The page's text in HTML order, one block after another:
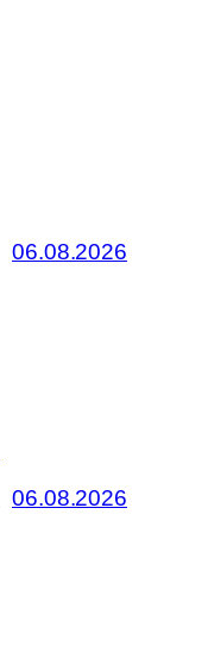
06.08.2026
06.08.2026